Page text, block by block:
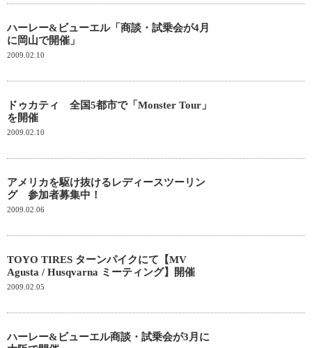
ハーレー&ビューエル「商談・試乗会が4月
に岡山で開催」
2009.02.10
ドゥカティ 全国5都市で「Monster Tour」
を開催
2009.02.10
アメリカを駆け抜けるレディースツーリン
グ 参加者募集中！
2009.02.06
TOYO TIRES ターンパイクにて【MV
Agusta / Husqvarna ミーティング】開催
2009.02.05
ハーレー&ビューエル商談・試乗会が3月に